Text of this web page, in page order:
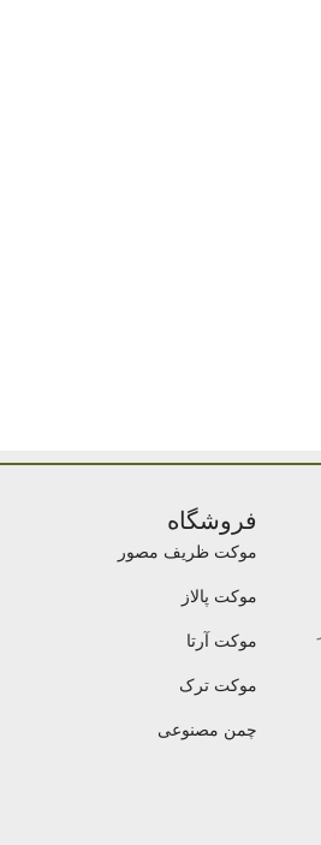
فروشگاه
موکت ظریف مصور
موکت پالاز
موکت آرتا
موکت ترک
چمن مصنوعی